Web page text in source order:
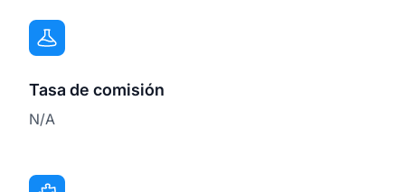
Tasa de comisión
N/A